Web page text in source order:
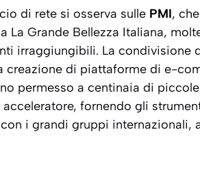
di rete si osserva sulle PMI,
La Grande Bellezza Italiana,
irraggiungibili. La condivisione
creazione di piattaforme di e-
permesso a centinaia di
fornendo gli
i grandi gruppi internazionali,